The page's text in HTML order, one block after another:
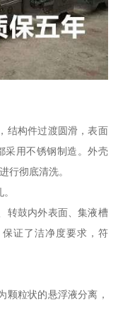
结构件过渡圆滑，表面
采用不锈钢制造。外壳
行彻底清洗。
转鼓内外表面、集液槽
证了洁净度要求，符
颗粒状的悬浮液分离，